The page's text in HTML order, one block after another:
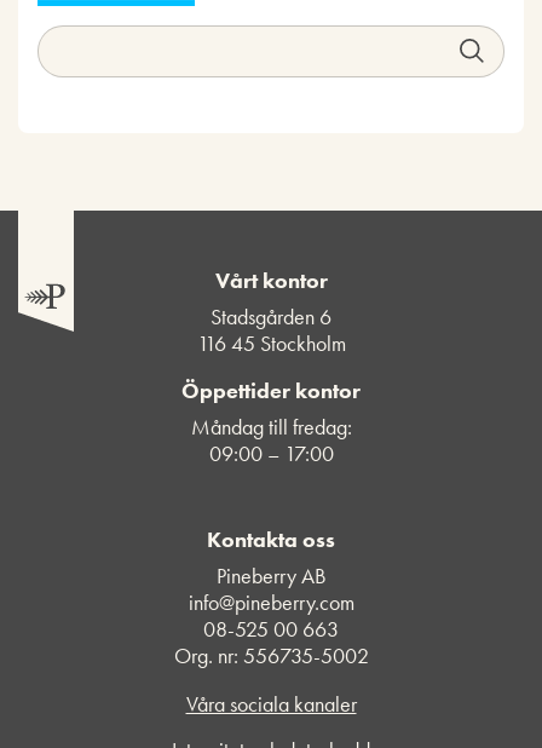
Vårt kontor
Stadsgården 6
116 45 Stockholm
Öppettider kontor
Måndag till fredag:
09:00 – 17:00
Kontakta oss
Pineberry AB
info@pineberry.com
08-525 00 663
Org. nr: 556735-5002
Våra sociala kanaler